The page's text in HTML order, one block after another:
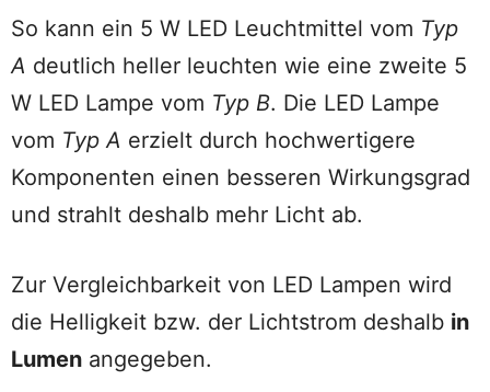
So kann ein 5 W LED Leuchtmittel vom Typ
A deutlich heller leuchten wie eine zweite 5
W LED Lampe vom Typ B. Die LED Lampe
vom Typ A erzielt durch hochwertigere
Komponenten einen besseren Wirkungsgrad
und strahlt deshalb mehr Licht ab.
Zur Vergleichbarkeit von LED Lampen wird
die Helligkeit bzw. der Lichtstrom deshalb in
Lumen angegeben.